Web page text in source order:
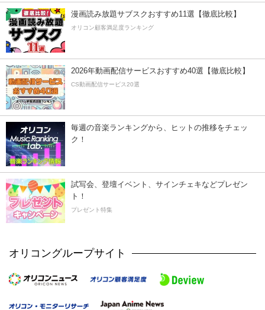
漫画読み放題サブスクおすすめ11選【徹底比較】
オリコン顧客満足度ランキング
2026年動画配信サービスおすすめ40選【徹底比較】
CS動画配信サービス20選
毎週の音楽ランキングから、ヒットの推移をチェッ
ク！
試写会、登壇イベント、サインチェキなどプレゼン
ト！
プレゼント特集
オリコングループサイト